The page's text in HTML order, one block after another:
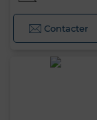
Contacter